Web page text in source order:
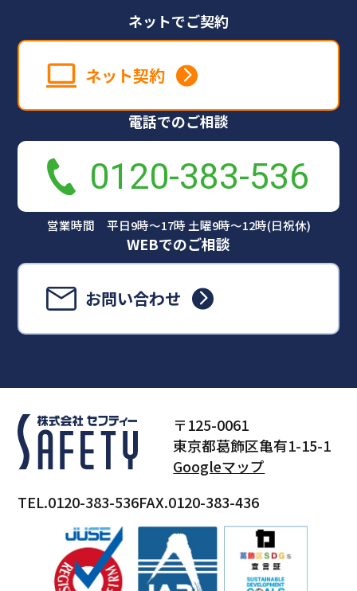
ネットでご契約
ネット契約
電話でのご相談
0120-383-536
営業時間 平日9時～17時 土曜9時～12時(日祝休)
WEBでのご相談
お問い合わせ
〒125-0061
東京都葛飾区亀有1-15-1
Googleマップ
TEL.0120-383-536FAX.0120-383-436